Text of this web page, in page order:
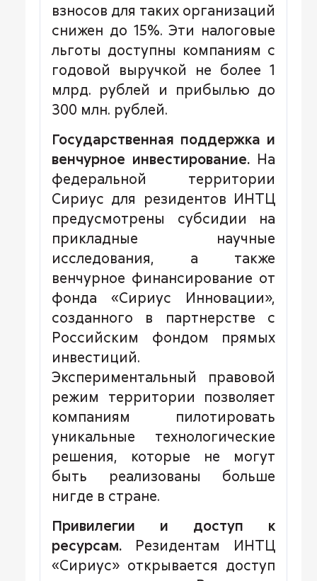
взносов для таких организаций
снижен до 15%. Эти налоговые
льготы доступны компаниям с
годовой выручкой не более 1
млрд. рублей и прибылью до
300 млн. рублей.
Государственная поддержка и
венчурное инвестирование. На
федеральной территории
Сириус для резидентов ИНТЦ
предусмотрены субсидии на
прикладные научные
исследования, а также
венчурное финансирование от
фонда «Сириус Инновации»,
созданного в партнерстве с
Российским фондом прямых
инвестиций.
Экспериментальный правовой
режим территории позволяет
компаниям пилотировать
уникальные технологические
решения, которые не могут
быть реализованы больше
нигде в стране.
Привилегии и доступ к
ресурсам. Резидентам ИНТЦ
«Сириус» открывается доступ